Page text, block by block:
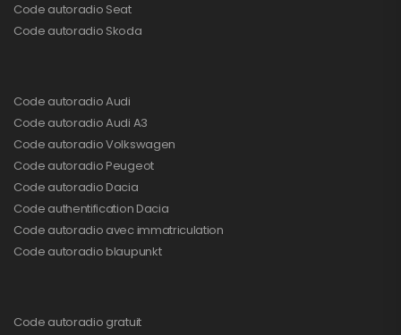
Code autoradio Seat
Code autoradio Skoda
Code autoradio Audi
Code autoradio Audi A3
Code autoradio Volkswagen
Code autoradio Peugeot
Code autoradio Dacia
Code authentification Dacia
Code autoradio avec immatriculation
Code autoradio blaupunkt
Code autoradio gratuit